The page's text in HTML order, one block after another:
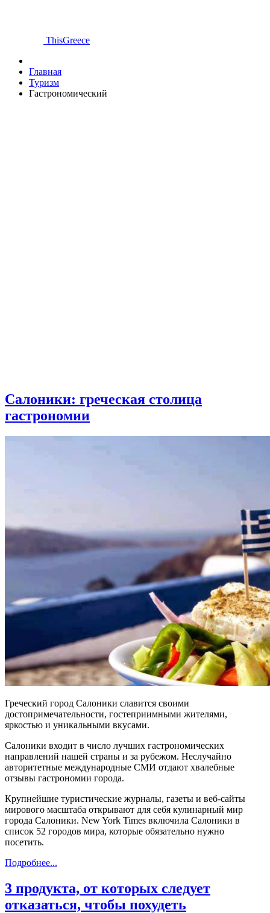
ThisGreece
Главная
Туризм
Гастрономический
Салоники: греческая столица
гастрономии
Греческий город Салоники славится своими
достопримечательности, гостеприимными жителями,
яркостью и уникальными вкусами.
Салоники входит в число лучших гастрономических
направлений нашей страны и за рубежом. Неслучайно
авторитетные международные СМИ отдают хвалебные
отзывы гастрономии города.
Крупнейшие туристические журналы, газеты и веб-сайты
мирового масштаба открывают для себя кулинарный мир
города Салоники. New York Times включила Салоники в
список 52 городов мира, которые обязательно нужно
посетить.
Подробнее...
3 продукта, от которых следует
отказаться, чтобы похудеть